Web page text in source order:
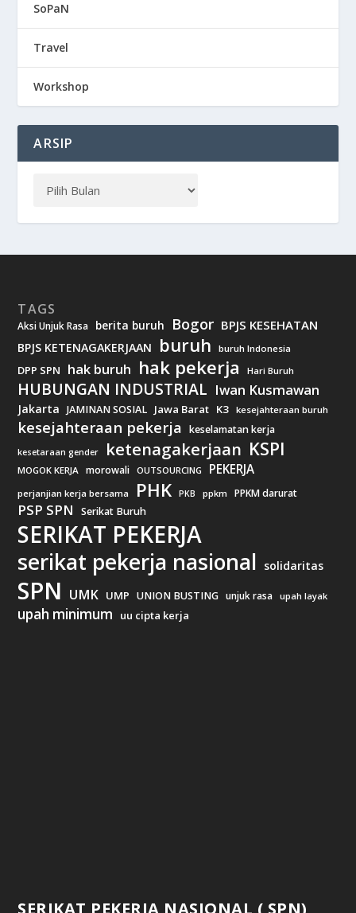
SoPaN
Travel
Workshop
ARSIP
TAGS
Aksi Unjuk Rasa berita buruh Bogor BPJS KESEHATAN
BPJS KETENAGAKERJAAN buruh buruh Indonesia
DPP SPN hak buruh hak pekerja Hari Buruh
HUBUNGAN INDUSTRIAL Iwan Kusmawan
Jakarta JAMINAN SOSIAL Jawa Barat K3 kesejahteraan buruh
kesejahteraan pekerja keselamatan kerja
kesetaraan gender ketenagakerjaan KSPI
MOGOK KERJA morowali OUTSOURCING PEKERJA
perjanjian kerja bersama PHK PKB ppkm PPKM darurat
PSP SPN Serikat Buruh
SERIKAT PEKERJA
serikat pekerja nasional solidaritas
SPN UMK UMP UNION BUSTING unjuk rasa upah layak
upah minimum uu cipta kerja